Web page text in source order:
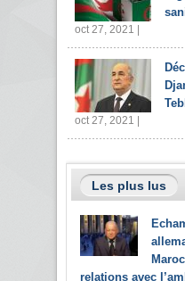
oct 27, 2021 |
oct 27, 2021 |
Les plus lus
relations avec